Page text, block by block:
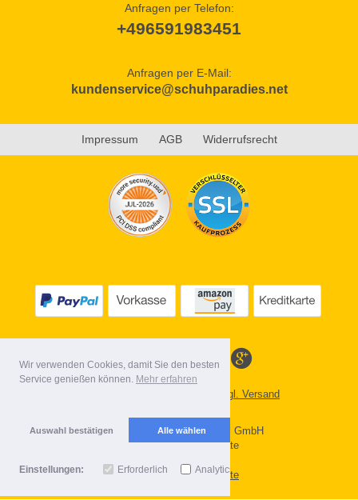
Wir verwenden Cookies, damit Sie den besten
Service genießen können. Mehr erfahren
Auswahl bestätigen Alle wählen
Einstellungen: Erforderlich Analytics
Anfragen per Telefon:
+496591983451
Anfragen per E-Mail:
kundenservice@schuhparadies.net
Impressum AGB Widerrufsrecht
Alle Preise inkl. MwSt. evtl. zzgl. Versand
Copyright 2026 by Gebr. Röhl GmbH
Mobile Shop by Shopgate
Zur klassischen Webseite